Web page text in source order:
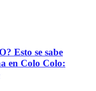
Esto se sabe
en Colo Colo: